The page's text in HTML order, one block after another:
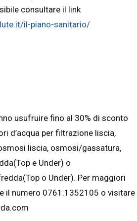
consultare il link
il-piano-sanitario/
usufruire fino al 30% di sconto
d’acqua per filtrazione liscia,
liscia, osmosi/gassatura,
e Under) o
o Under). Per maggiori
il numero 0761.1352105 o visitare